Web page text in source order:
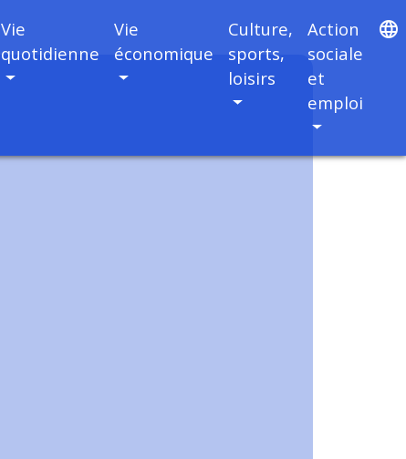
Vie
quotidienne
Vie
économique
Culture,
sports,
loisirs
Action
sociale
et
emploi
language